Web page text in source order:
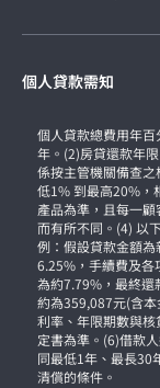
個人貸款需知
個人貸款總費用年
年。(2)房貸還款年
係按主管機關備查
低1% 到最高20%，
產品為準，且每一
而有所不同。(4) 以
例：假設貸款金額
6.25%，手續費及各
為約7.79%，最終還
約為359,087元(含
利率、年限期數與
定書為準。(6)借款
同最低1年、最長30
清償的條件。